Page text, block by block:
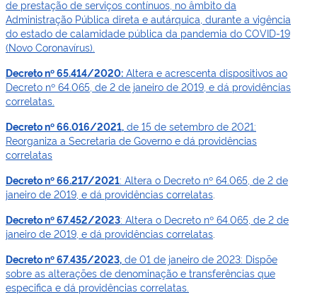
de prestação de serviços contínuos, no âmbito da
Administração Pública direta e autárquica, durante a vigência
do estado de calamidade pública da pandemia do COVID-19
(Novo Coronavírus).
Decreto nº 65.414/2020: Altera e acrescenta dispositivos ao
Decreto nº 64.065, de 2 de janeiro de 2019, e dá providências
correlatas.
Decreto nº 66.016/2021, de 15 de setembro de 2021:
Reorganiza a Secretaria de Governo e dá providências
correlatas
Decreto nº 66.217/2021: Altera o Decreto nº 64.065, de 2 de
janeiro de 2019, e dá providências correlatas
Decreto nº 67.452/2023: Altera o Decreto nº 64.065, de 2 de
janeiro de 2019, e dá providências correlatas
Decreto nº 67.435/2023, de 01 de janeiro de 2023: Dispõe
sobre as alterações de denominação e transferências que
especifica e dá providências correlatas.